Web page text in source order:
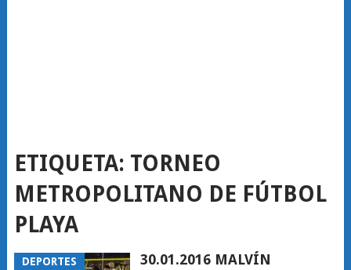
ETIQUETA: TORNEO
METROPOLITANO DE FÚTBOL
PLAYA
DEPORTES
30.01.2016 MALVÍN